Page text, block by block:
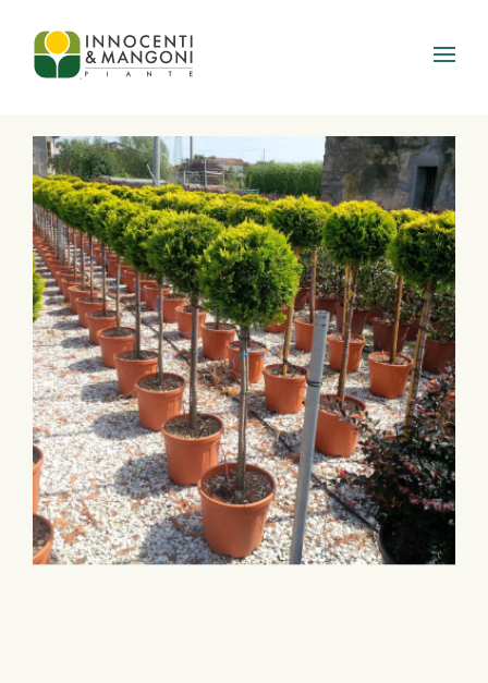
Skip to main content